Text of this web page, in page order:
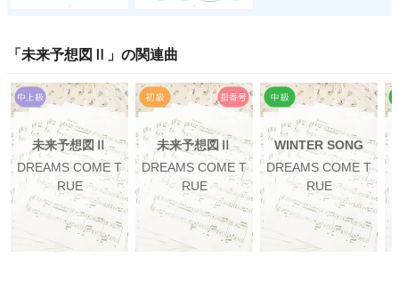
「 未来予想図Ⅱ 」の関連曲
未来予想図Ⅱ
DREAMS COME T
RUE
未来予想図Ⅱ
DREAMS COME T
RUE
WINTER SONG
DREAMS COME T
RUE